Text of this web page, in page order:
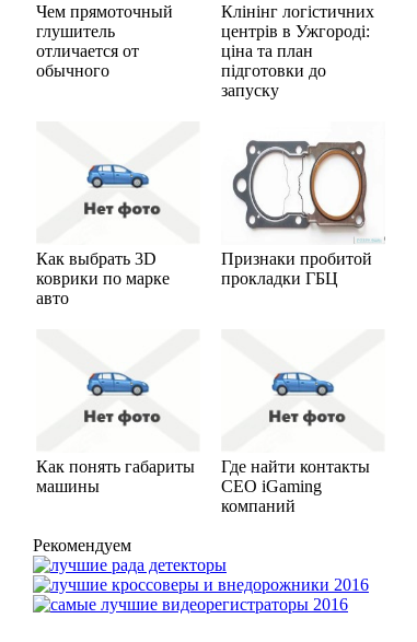
Чем прямоточный
глушитель
отличается от
обычного
Клінінг логістичних
центрів в Ужгороді:
ціна та план
підготовки до
запуску
Как выбрать 3D
коврики по марке
авто
Признаки пробитой
прокладки ГБЦ
Как понять габариты
машины
Где найти контакты
CEO iGaming
компаний
Рекомендуем